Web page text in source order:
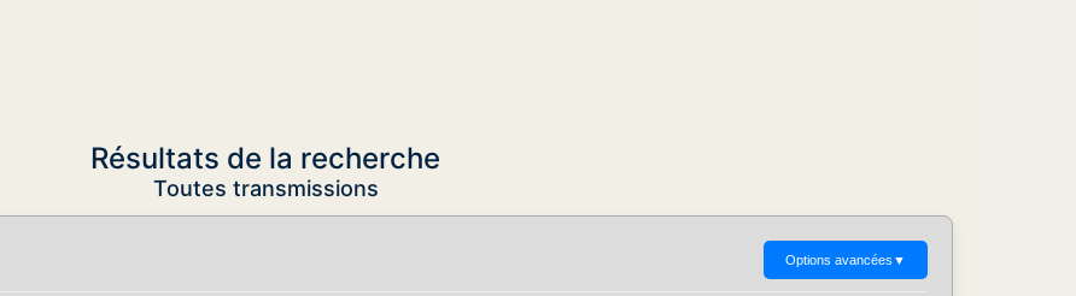
Résultats de la recherche
Toutes transmissions
Options avancées ▼